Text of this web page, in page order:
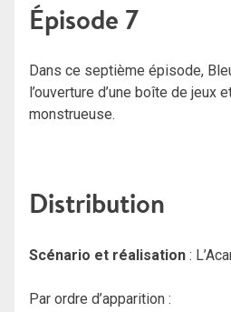
Épisode 7
Dans ce septième épisode,
l’ouverture d’une boîte de jeux
monstrueuse.
Distribution
Scénario et réalisation :
Par ordre d’apparition :